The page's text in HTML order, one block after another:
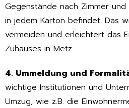
Gegenstände nach Zimmer
in jedem Karton befindet. Das
vermeiden und erleichtert das
Zuhauses in Metz.
4. Ummeldung und
wichtige Institutionen und
Umzug, wie z.B. die